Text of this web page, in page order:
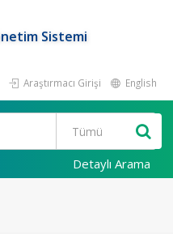
Sistemi
Araştırmacı Girişi English
Detaylı Arama